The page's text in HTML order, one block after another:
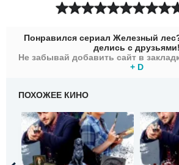
Понравился сериал Железный
делись с друзьями!
Не забывай добавить сайт в
+ D
ПОХОЖЕЕ КИНО